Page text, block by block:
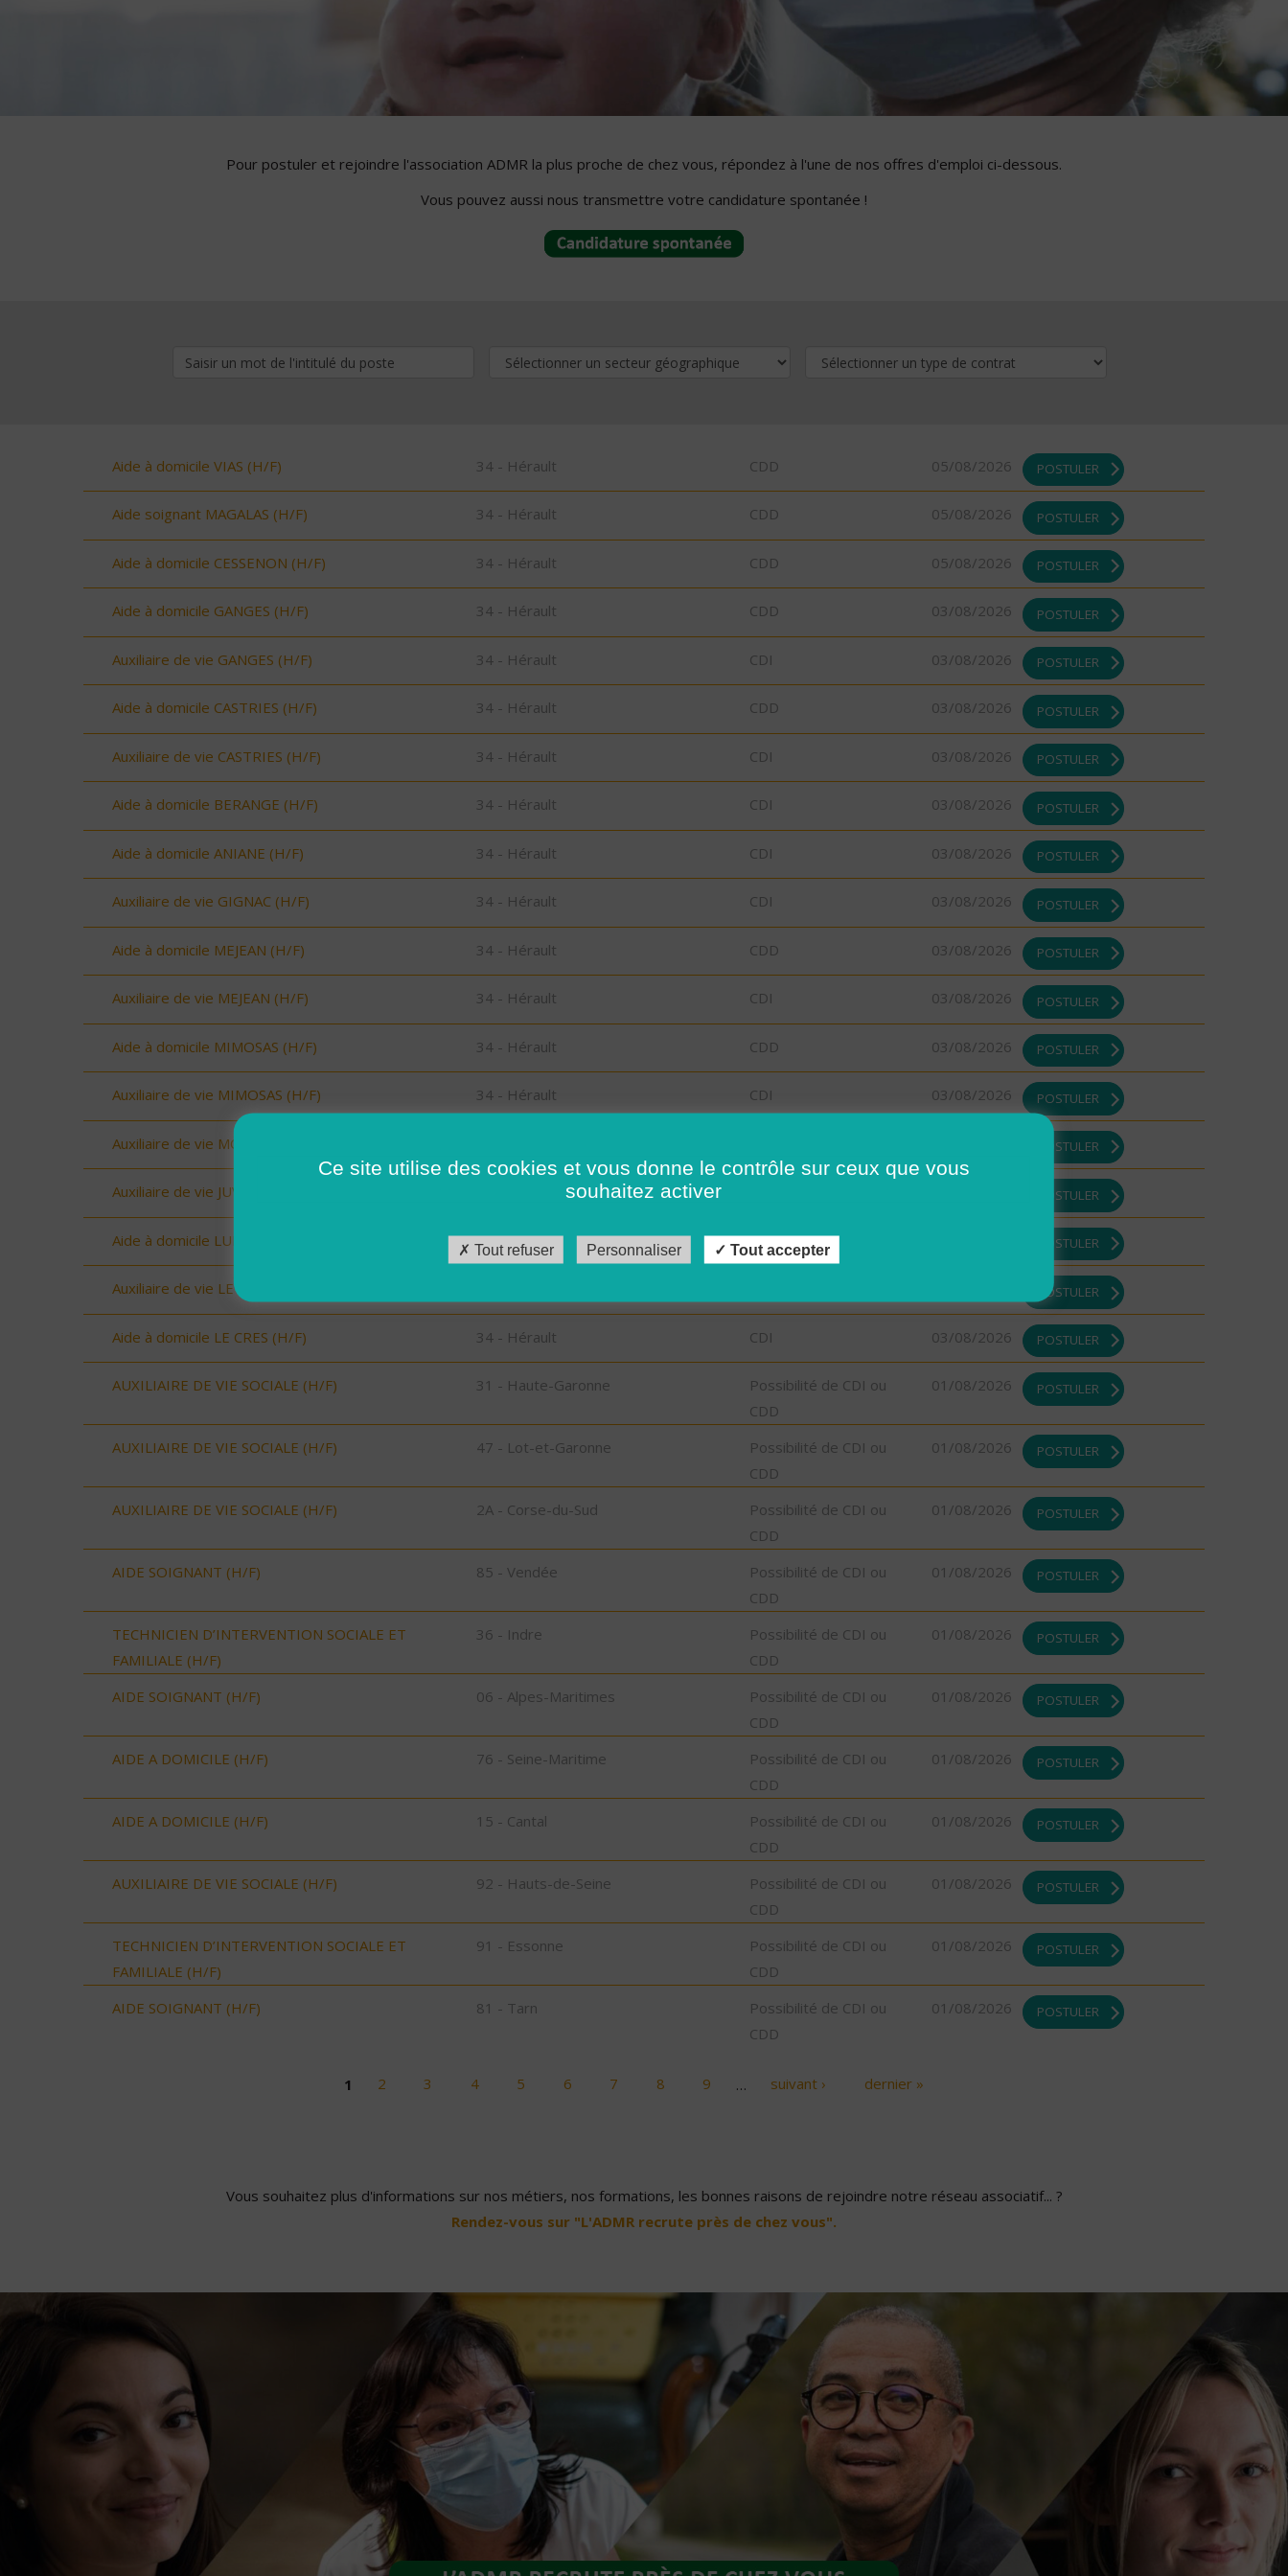
Pour postuler et rejoindre l'association ADMR la plus proche de chez vous, répondez à l'une de nos offres d'emploi ci-dessous.
Vous pouvez aussi nous transmettre votre candidature spontanée !
Aide à domicile VIAS (H/F) 34 - Hérault CDD 05/08/2026 POSTULER
Aide soignant MAGALAS (H/F) 34 - Hérault CDD 05/08/2026 POSTULER
Aide à domicile CESSENON (H/F) 34 - Hérault CDD 05/08/2026 POSTULER
Aide à domicile GANGES (H/F) 34 - Hérault CDD 03/08/2026 POSTULER
Auxiliaire de vie GANGES (H/F) 34 - Hérault CDI 03/08/2026 POSTULER
Aide à domicile CASTRIES (H/F) 34 - Hérault CDD 03/08/2026 POSTULER
Auxiliaire de vie CASTRIES (H/F) 34 - Hérault CDI 03/08/2026 POSTULER
Aide à domicile BERANGE (H/F) 34 - Hérault CDI 03/08/2026 POSTULER
Aide à domicile ANIANE (H/F) 34 - Hérault CDI 03/08/2026 POSTULER
Auxiliaire de vie GIGNAC (H/F) 34 - Hérault CDI 03/08/2026 POSTULER
Aide à domicile MEJEAN (H/F) 34 - Hérault CDD 03/08/2026 POSTULER
Auxiliaire de vie MEJEAN (H/F) 34 - Hérault CDI 03/08/2026 POSTULER
Aide à domicile MIMOSAS (H/F) 34 - Hérault CDD 03/08/2026 POSTULER
Auxiliaire de vie MIMOSAS (H/F) 34 - Hérault CDI 03/08/2026 POSTULER
Auxiliaire de vie MONTPELLIER OUEST (H/F) POSTULER
Auxiliaire de vie JUVIGNAC (H/F) POSTULER
Aide à domicile LUNEL (H/F) 34 - Hérault CDI POSTULER
Auxiliaire de vie LE CRES (H/F) POSTULER
Aide à domicile LE CRES (H/F) 34 - Hérault CDI 03/08/2026 POSTULER
AUXILIAIRE DE VIE SOCIALE (H/F) 31 - Haute-Garonne
Possibilité de CDI ou
CDD
01/08/2026 POSTULER
AUXILIAIRE DE VIE SOCIALE (H/F) 47 - Lot-et-Garonne
Possibilité de CDI ou
CDD
01/08/2026 POSTULER
AUXILIAIRE DE VIE SOCIALE (H/F) 2A - Corse-du-Sud
Possibilité de CDI ou
CDD
01/08/2026 POSTULER
AIDE SOIGNANT (H/F) 85 - Vendée
Possibilité de CDI ou
CDD
01/08/2026 POSTULER
TECHNICIEN D’INTERVENTION SOCIALE ET
FAMILIALE (H/F)
36 - Indre
Possibilité de CDI ou
CDD
01/08/2026 POSTULER
AIDE SOIGNANT (H/F) 06 - Alpes-Maritimes
Possibilité de CDI ou
CDD
01/08/2026 POSTULER
AIDE A DOMICILE (H/F) 76 - Seine-Maritime
Possibilité de CDI ou
CDD
01/08/2026 POSTULER
AIDE A DOMICILE (H/F) 15 - Cantal
Possibilité de CDI ou
CDD
01/08/2026 POSTULER
AUXILIAIRE DE VIE SOCIALE (H/F) 92 - Hauts-de-Seine
Possibilité de CDI ou
CDD
01/08/2026 POSTULER
TECHNICIEN D’INTERVENTION SOCIALE ET
FAMILIALE (H/F)
91 - Essonne
Possibilité de CDI ou
CDD
01/08/2026 POSTULER
AIDE SOIGNANT (H/F) 81 - Tarn
Possibilité de CDI ou
CDD
01/08/2026 POSTULER
1 2 3 4 5 6 7 8 9 … suivant › dernier »
Vous souhaitez plus d'informations sur nos métiers, nos formations, les bonnes raisons de rejoindre notre réseau associatif... ?
Rendez-vous sur "L'ADMR recrute près de chez vous".
Ce site utilise des cookies et vous donne le contrôle sur ceux que vous
souhaitez activer
Tout refuser Personnaliser Tout accepter